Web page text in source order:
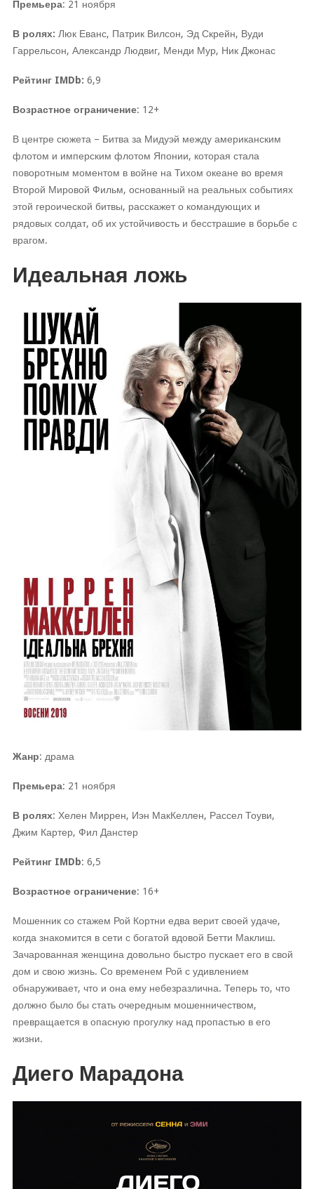
Премьера: 21 ноября
В ролях: Люк Еванс, Патрик Вилсон, Эд Скрейн, Вуди
Гаррельсон, Александр Людвиг, Менди Мур, Ник Джонас
Рейтинг IMDb: 6,9
Возрастное ограничение: 12+
В центре сюжета – Битва за Мидуэй между американским
флотом и имперским флотом Японии, которая стала
поворотным моментом в войне на Тихом океане во время
Второй Мировой Фильм, основанный на реальных событиях
этой героической битвы, расскажет о командующих и
рядовых солдат, об их устойчивость и бесстрашие в борьбе с
врагом.
Идеальная ложь
Жанр: драма
Премьера: 21 ноября
В ролях: Хелен Миррен, Иэн МакКеллен, Рассел Тоуви,
Джим Картер, Фил Данстер
Рейтинг IMDb: 6,5
Возрастное ограничение: 16+
Мошенник со стажем Рой Кортни едва верит своей удаче,
когда знакомится в сети с богатой вдовой Бетти Маклиш.
Зачарованная женщина довольно быстро пускает его в свой
дом и свою жизнь. Со временем Рой с удивлением
обнаруживает, что и она ему небезразлична. Теперь то, что
должно было бы стать очередным мошенничеством,
превращается в опасную прогулку над пропастью в его
жизни.
Диего Марадона